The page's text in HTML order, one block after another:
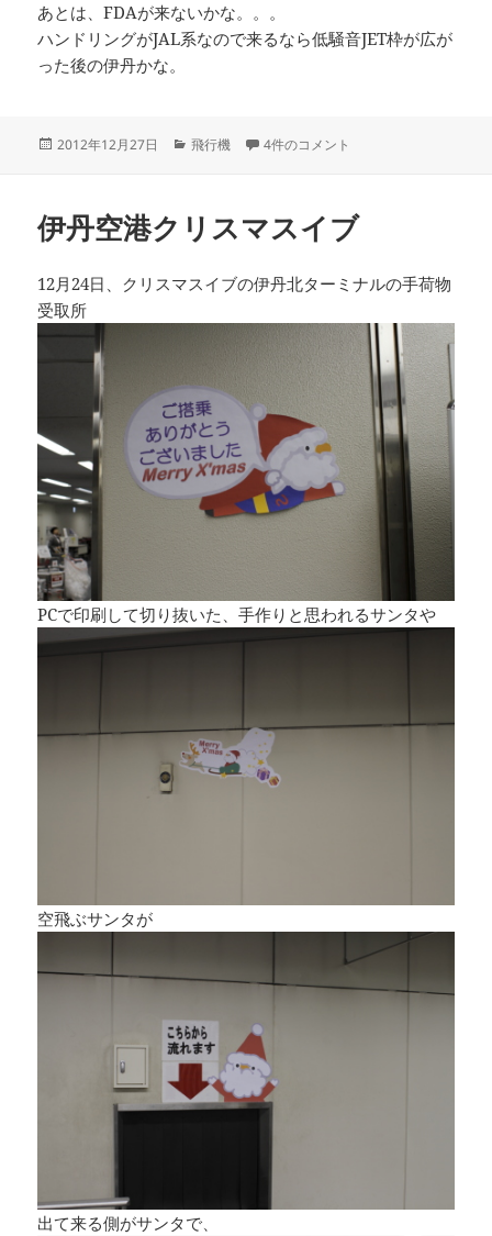
あとは、FDAが来ないかな。。。
ハンドリングがJAL系なので来るなら低騒音JET枠が広が
った後の伊丹かな。
投
2012年12月27日
カ
ー
飛行機 神戸空港にAirDoとソラシド就航♪ への
4件のコメント
伊丹空港クリスマスイブ
12月24日、クリスマスイブの伊丹北ターミナルの手荷物
受取所
PCで印刷して切り抜いた、手作りと思われるサンタや
空飛ぶサンタが
出て来る側がサンタで、